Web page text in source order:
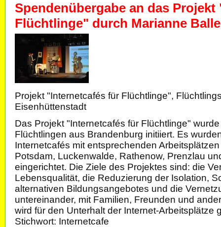
Spendenübergabe an das
Flüchtlinge" durch Marianne
Projekt "Internetcafés für Flüchtlinge",
Eisenhüttenstadt
Das Projekt "Internetcafés für Flüchtlinge"
Flüchtlingen aus Brandenburg initiiert. Es
Internetcafés mit entsprechenden
Potsdam, Luckenwalde, Rathenow, Prenzlau
eingerichtet. Die Ziele des Projektes sind: die
Lebensqualität, die Reduzierung der Isolation,
alternativen Bildungsangebotes und die
untereinander, mit Familien, Freunden und
wird für den Unterhalt der Internet-Arbeitsplätze
Stichwort: Internetcafe